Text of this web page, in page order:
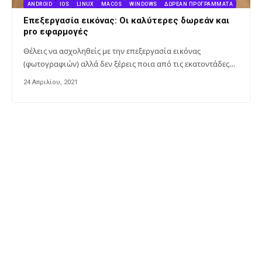
ANDROID IOS LINUX MACOS WINDOWS ΔΩΡΕΆΝ ΠΡΟΓΡΆΜΜΑΤΑ
Επεξεργασία εικόνας: Οι καλύτερες δωρεάν και
pro εφαρμογές
Θέλεις να ασχοληθείς με την επεξεργασία εικόνας
(φωτογραφιών) αλλά δεν ξέρεις ποια από τις εκατοντάδες…
24 Απριλίου, 2021